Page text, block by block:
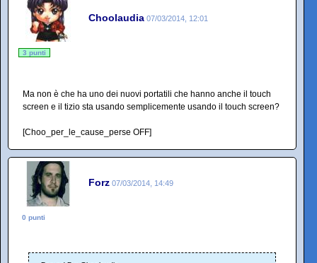
Choolaudia 07/03/2014, 12:01
3 punti
Ma non è che ha uno dei nuovi portatili che hanno anche il touch
screen e il tizio sta usando semplicemente usando il touch screen?
[Choo_per_le_cause_perse OFF]
Forz 07/03/2014, 14:49
0 punti